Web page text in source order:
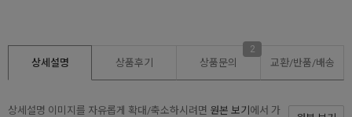
상세설명 상품후기 상품문의
2
교환/반품/배송
상세설명 이미지를 자유롭게 확대/축소하시려면 원본 보기 에서 가